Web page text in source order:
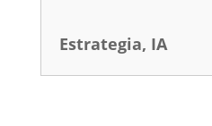
Estrategia, IA